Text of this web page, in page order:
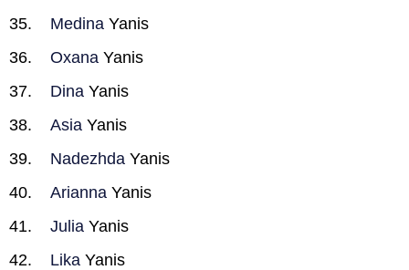
Medina Yanis
Oxana Yanis
Dina Yanis
Asia Yanis
Nadezhda Yanis
Arianna Yanis
Julia Yanis
Lika Yanis